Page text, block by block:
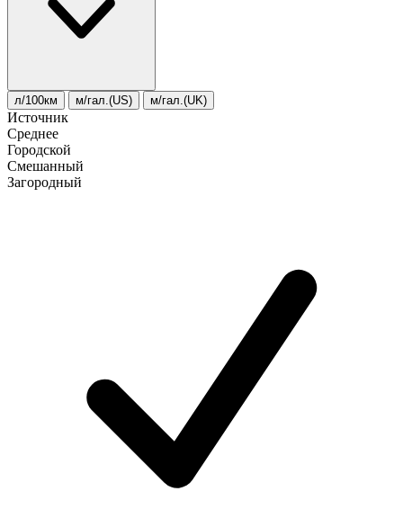
л/100км м/гал.(US) м/гал.(UK)
Источник
Среднее
Городской
Смешанный
Загородный